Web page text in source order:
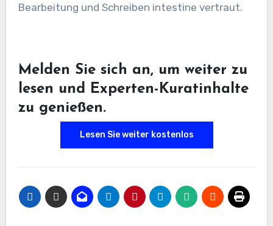
Bearbeitung und Schreiben intestine vertraut.
Melden Sie sich an, um weiter zu
lesen und Experten-Kuratinhalte
zu genießen.
Lesen Sie weiter kostenlos